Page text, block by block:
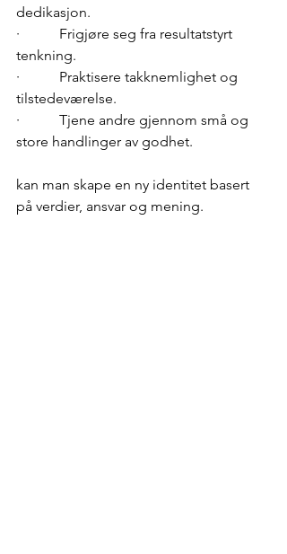
dedikasjon.
·           Frigjøre seg fra resultatstyrt
tenkning.
·           Praktisere takknemlighet og
tilstedeværelse.
·           Tjene andre gjennom små og
store handlinger av godhet.
kan man skape en ny identitet basert
på verdier, ansvar og mening.